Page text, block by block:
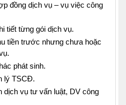
đồng dịch vụ – vụ việc công
tiết từng gói dịch vụ.
tiền trước nhưng chưa hoặc
phát sinh.
lý TSCĐ.
dịch vụ tư vấn luật, DV công